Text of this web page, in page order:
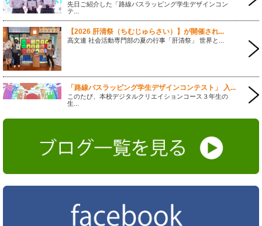
先日ご紹介した「路線バスラッピング学生デザインコン
テ...
【2026 肝清祭（ちむじゅらさい）】が開催され...
高文連 社会活動専門部の夏の行事「肝清祭」 世界と...
「路線バスラッピング学生デザインコンテスト」 入...
このたび、本校デジタルクリエイションコース３年生の
生...